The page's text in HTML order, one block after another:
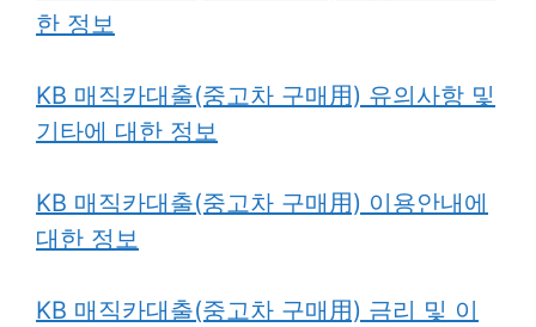
한 정보
KB 매직카대출(중고차 구매用) 유의사항 및
기타에 대한 정보
KB 매직카대출(중고차 구매用) 이용안내에
대한 정보
KB 매직카대출(중고차 구매用) 금리 및 이